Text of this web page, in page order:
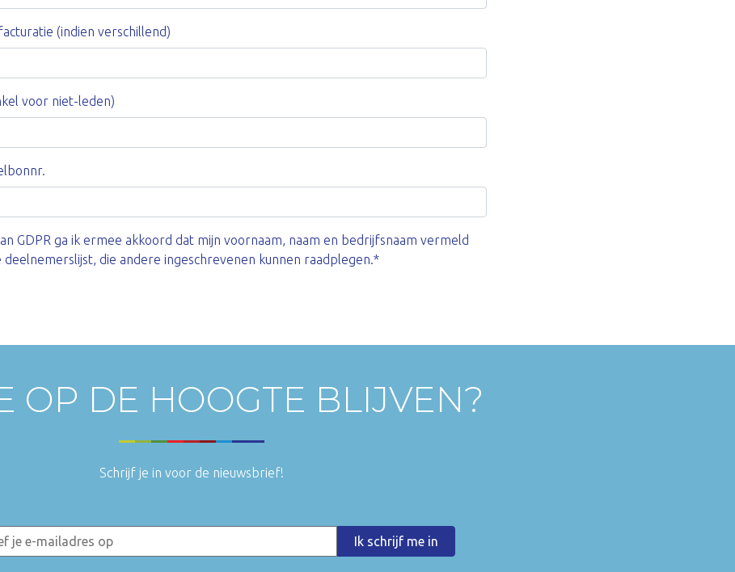
(indien verschillend)
voor niet-leden)
GDPR ga ik ermee akkoord dat mijn voornaam, naam en bedrijfsnaam vermeld
die andere ingeschrevenen kunnen raadplegen.*
OP DE HOOGTE BLIJVEN?
Schrijf je in voor de nieuwsbrief!